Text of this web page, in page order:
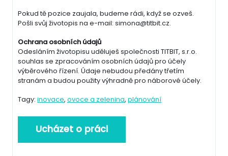
Pokud tě pozice zaujala, budeme rádi, když se ozveš.
Pošli svůj životopis na e-mail: simona@titbit.cz.
Ochrana osobních údajů
Odesláním životopisu uděluješ společnosti TITBIT, s.r.o.
souhlas se zpracováním osobních údajů pro účely
výběrového řízení. Údaje nebudou předány třetím
stranám a budou použity výhradně pro náborové účely.
Tagy: inovace, ovoce a zelenina, plánování